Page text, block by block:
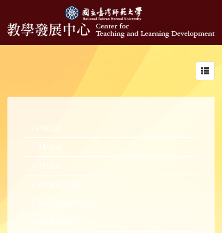
行政公告
活動報名
活動花絮
新進教師研習營